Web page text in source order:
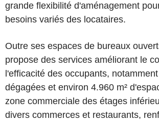
grande flexibilité d'aménagement
besoins variés des locataires.
Outre ses espaces de bureaux
propose des services améliorant le
l'efficacité des occupants,
dégagées et environ 4.960 m²
zone commerciale des étages
divers commerces et restaurants,